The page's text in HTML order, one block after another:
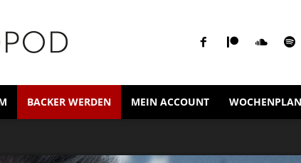
BACKER WERDEN MEIN ACCOUNT WOCHENPLAN